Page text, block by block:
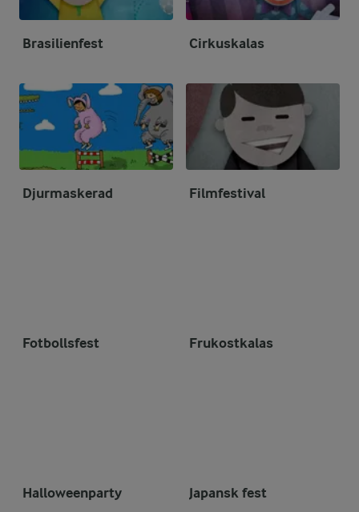
Brasilienfest Cirkuskalas
Djurmaskerad Filmfestival
Fotbollsfest Frukostkalas
Halloweenparty Japansk fest